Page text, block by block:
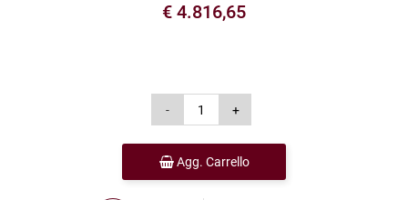
€ 4.816,65
Agg. Carrello